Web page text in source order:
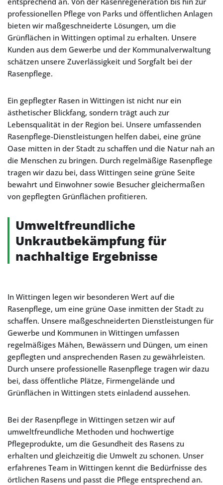
professionellen Pflege von Parks und öffentlichen Anlagen
bieten wir maßgeschneiderte Lösungen, um die
Grünflächen in Wittingen optimal zu erhalten. Unsere
Kunden aus dem Gewerbe und der Kommunalverwaltung
schätzen unsere Zuverlässigkeit und Sorgfalt bei der
Rasenpflege.
Ein gepflegter Rasen in Wittingen ist nicht nur ein
ästhetischer Blickfang, sondern trägt auch zur
Lebensqualität in der Region bei. Unsere umfassenden
Rasenpflege-Dienstleistungen helfen dabei, eine grüne
Oase mitten in der Stadt zu schaffen und die Natur nah an
die Menschen zu bringen. Durch regelmäßige Rasenpflege
tragen wir dazu bei, dass Wittingen seine grüne Seite
bewahrt und Einwohner sowie Besucher gleichermaßen
von gepflegten Grünflächen profitieren.
Umweltfreundliche
Unkrautbekämpfung für
nachhaltige Ergebnisse
In Wittingen legen wir besonderen Wert auf die
Rasenpflege, um eine grüne Oase inmitten der Stadt zu
schaffen. Unsere maßgeschneiderten Dienstleistungen für
Gewerbe und Kommunen in Wittingen umfassen
regelmäßiges Mähen, Bewässern und Düngen, um einen
gepflegten und ansprechenden Rasen zu gewährleisten.
Durch unsere professionelle Rasenpflege tragen wir dazu
bei, dass öffentliche Plätze, Firmengelände und
Grünflächen in Wittingen stets einladend aussehen.
Bei der Rasenpflege in Wittingen setzen wir auf
umweltfreundliche Methoden und hochwertige
Pflegeprodukte, um die Gesundheit des Rasens zu
erhalten und gleichzeitig die Umwelt zu schonen. Unser
erfahrenes Team in Wittingen kennt die Bedürfnisse des
örtlichen Rasens und passt die Pflege entsprechend an.